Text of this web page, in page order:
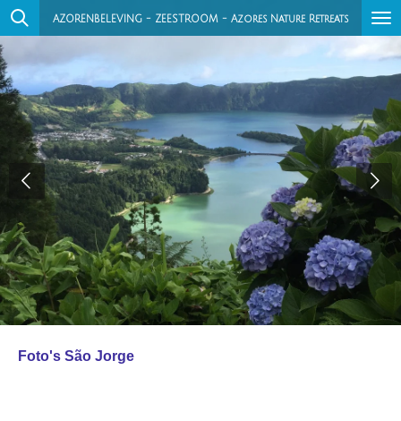
Ga
naar
de
hoofdinhoud
AZORENBELEVING - ZEESTROOM - Azores Nature Retreats
Foto's São Jorge